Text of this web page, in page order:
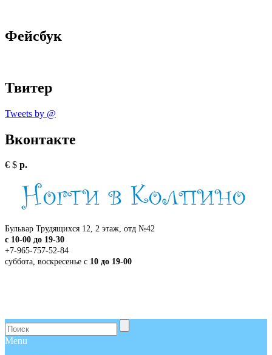
Фейсбук
Твитер
Tweets by @
Вконтакте
€ $ р.
Бульвар Трудящихся 12, 2 этаж, отд №42
c 10-00 до 19-30
+7-965-757-52-84
суббота, воскресенье с 10 до 19-00
Menu